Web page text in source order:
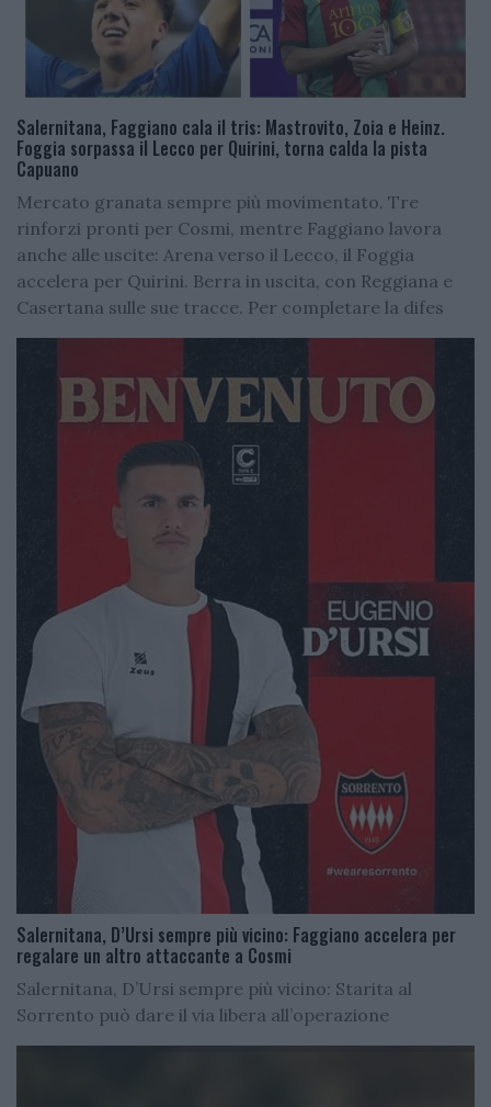
Salernitana, Faggiano cala il tris: Mastrovito, Zoia e Heinz.
Foggia sorpassa il Lecco per Quirini, torna calda la pista
Capuano
Mercato granata sempre più movimentato. Tre
rinforzi pronti per Cosmi, mentre Faggiano lavora
anche alle uscite: Arena verso il Lecco, il Foggia
accelera per Quirini. Berra in uscita, con Reggiana e
Casertana sulle sue tracce. Per completare la difes
Salernitana, D’Ursi sempre più vicino: Faggiano accelera per
regalare un altro attaccante a Cosmi
Salernitana, D’Ursi sempre più vicino: Starita al
Sorrento può dare il via libera all’operazione